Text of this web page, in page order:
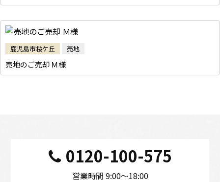
鹿児島市桜ケ丘 売地
売地のご売却 Ｍ様
0120-100-575
営業時間 9:00〜18:00